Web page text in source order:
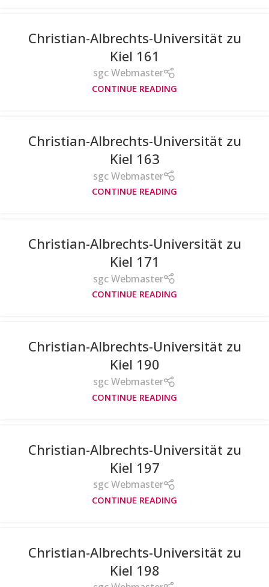
Christian-Albrechts-Universität zu
Kiel 161
sgc Webmaster
CONTINUE READING
Christian-Albrechts-Universität zu
Kiel 163
sgc Webmaster
CONTINUE READING
Christian-Albrechts-Universität zu
Kiel 171
sgc Webmaster
CONTINUE READING
Christian-Albrechts-Universität zu
Kiel 190
sgc Webmaster
CONTINUE READING
Christian-Albrechts-Universität zu
Kiel 197
sgc Webmaster
CONTINUE READING
Christian-Albrechts-Universität zu
Kiel 198